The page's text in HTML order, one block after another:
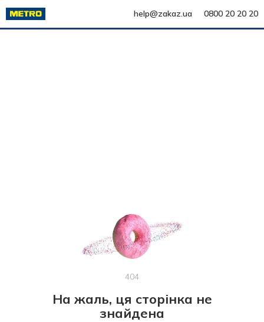
help@zakaz.ua 0800 20 20 20
404
На жаль, ця сторінка не
знайдена